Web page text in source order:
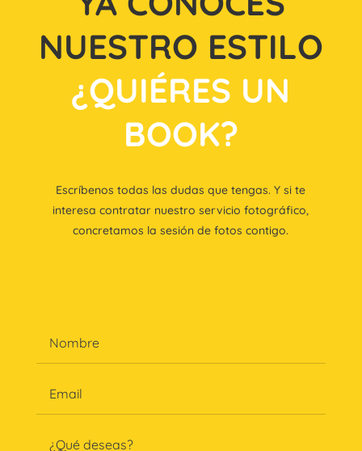
NUESTRO ESTILO
¿QUIÉRES UN
BOOK?
Escríbenos todas las dudas que tengas. Y si te
interesa contratar nuestro servicio fotográfico,
concretamos la sesión de fotos contigo.